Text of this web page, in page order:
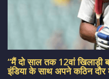
“मैं दो साल तक 12वां खिलाड़ी
इंडिया के साथ अपने कठिन दौर